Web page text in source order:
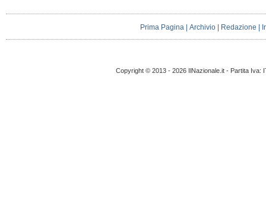
Prima Pagina |Archivio Redazione
Copyright © 2013 - 2026 IlNazionale.it - Partita Iva: